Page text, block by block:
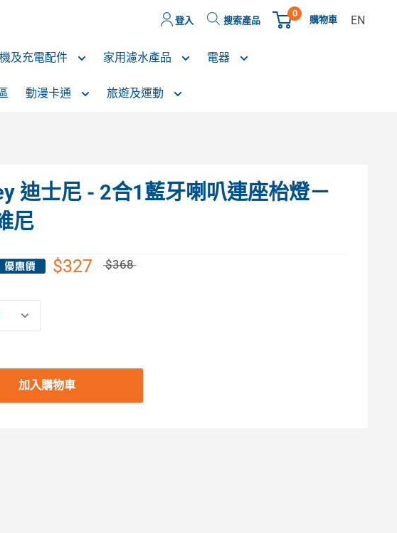
登入 搜索產品
0
購物車 EN
及充電配件 家用濾水產品 電器
動漫卡通 旅遊及運動
迪士尼 - 2合1藍牙喇叭連座枱燈－
尼
$327 $368
加入購物車